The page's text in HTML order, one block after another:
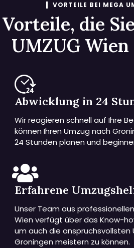
VORTEILE BEI MEGA
Vorteile, die
UMZUG
Abwicklung in 24
Wir reagieren schnell auf Ihre
können Ihren Umzug nach
24 Stunden planen und
Erfahrene
Unser Team aus
Wien verfügt über das Know-
um auch die anspruchsvollsten
Groningen meistern zu können.